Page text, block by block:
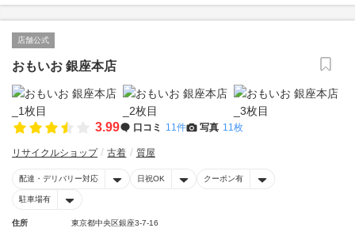
店舗公式
おもいお 銀座本店
3.99 口コミ 11件 写真 11枚
リサイクルショップ 古着 質屋
配達・デリバリー対応 日祝OK クーポン有
駐車場有
住所
東京都中央区銀座3-7-16